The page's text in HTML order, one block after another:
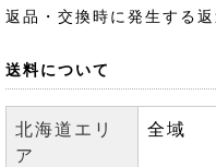
返品・交換時に発生する
送料について
北海道エリ
ア
全域